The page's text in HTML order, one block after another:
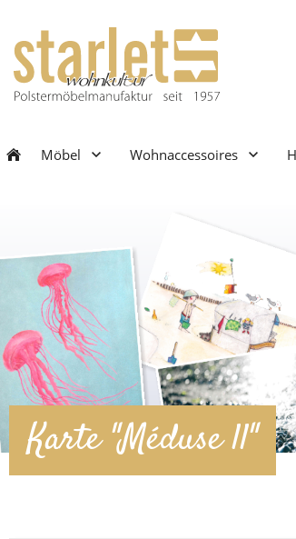
Möbel Wohnaccessoires
Karte "Méduse ll"